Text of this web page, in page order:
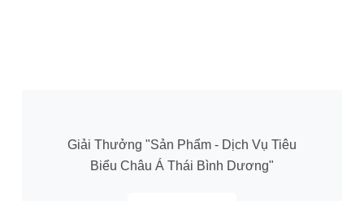
Giải Thưởng "Sản Phẩm - Dịch Vụ Tiêu
Biểu Châu Á Thái Bình Dương"